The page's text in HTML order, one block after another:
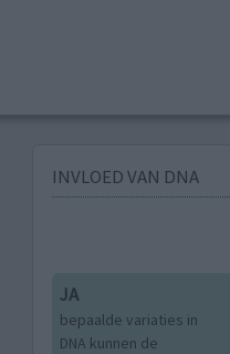
INVLOED VAN DNA
JA
bepaalde variaties in
DNA kunnen de